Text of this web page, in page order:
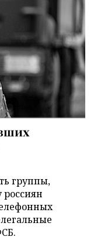
группы,